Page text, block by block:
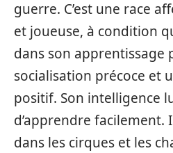
guerre. C’est une race
et joueuse, à condition
dans son apprentissage
socialisation précoce et
positif. Son intelligence
d’apprendre facilement.
dans les cirques et les